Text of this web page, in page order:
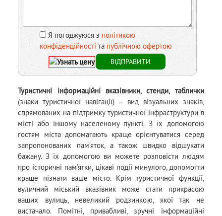
Я погоджуюся зполітикою
конфіденційності тапублічною офертою
Туристичні інформаційні вказівники, стенди, таблички
(знаки туристичної навігації) – вид візуальних знаків,
спрямованих на підтримку туристичної інфраструктури в
місті або іншому населеному пункті. З їх допомогою
гостям міста допомагають краще орієнтуватися серед
запропонованих пам’яток, а також швидко відшукати
бажану. З їх допомогою ви можете розповісти людям
про історичні пам’ятки, цікаві події минулого, допомогти
краще пізнати ваше місто. Крім туристичної функції,
вуличний міський вказівник може стати прикрасою
ваших вулиць, невеликий родзинкою, якої так не
вистачало. Помітні, привабливі, зручні інформаційні